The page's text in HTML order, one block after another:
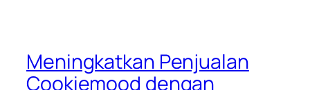
Meningkatkan Penjualan
Cookiemood dengan